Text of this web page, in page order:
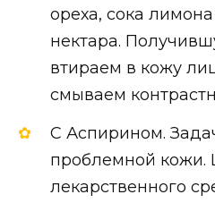
ореха, сока
нектара.
втираем в кожу
смываем
С Аспирином.
проблемной кожи.
лекарственного